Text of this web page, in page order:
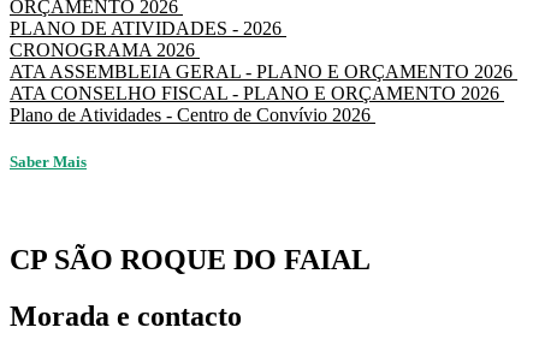
ORÇAMENTO 2026
PLANO DE ATIVIDADES - 2026
CRONOGRAMA 2026
ATA ASSEMBLEIA GERAL - PLANO E ORÇAMENTO 2026
ATA CONSELHO FISCAL - PLANO E ORÇAMENTO 2026
Plano de Atividades - Centro de Convívio 2026
Saber Mais
CP SÃO ROQUE DO FAIAL
Morada e contacto